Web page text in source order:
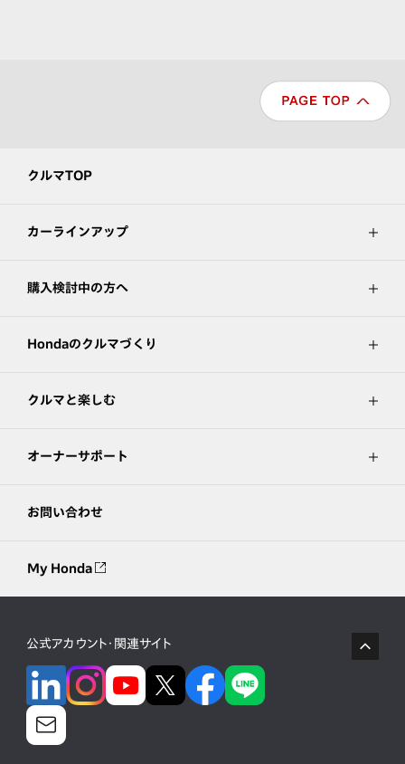
クルマTOP
カーラインアップ
購入検討中の方へ
Hondaのクルマづくり
クルマと楽しむ
オーナーサポート
お問い合わせ
My Honda
公式アカウント・関連サイト